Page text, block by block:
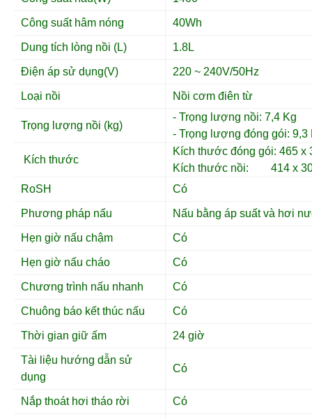
Công suất hâm nóng 40Wh
Dung tích lòng nồi (L) 1.8L
Điện áp sử dụng(V) 220 ~ 240V/50Hz
Loại nồi Nồi cơm điên từ
Trọng lượng nồi (kg)
- Trọng lượng nồi: 7,4 Kg
- Trọng lượng đóng gói: 9,3
Kích thước
Kích thước đóng gói: 465 x
Kích thước nồi: 414 x
RoSH
Có
Phương pháp nấu Nấu bằng áp suất và hơi
Hẹn giờ nấu chậm Có
Hẹn giờ nấu cháo Có
Chương trình nấu nhanh Có
Chuông báo kết thúc nấu Có
Thời gian giữ ấm 24 giờ
Tài liệu hướng dẫn sử
dụng
Có
Nắp thoát hơi tháo rời Có